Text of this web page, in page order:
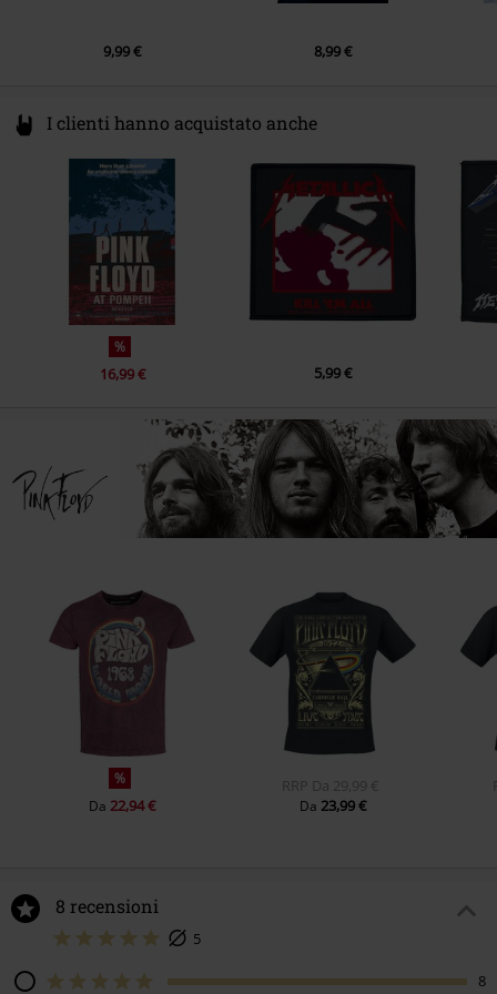
9,99 € 8,99 €
I clienti hanno acquistato anche
%
16,99 € 5,99 €
%
Da 22,94 €
RRP Da 29,99 €
Da 23,99 €
8 recensioni
5
8